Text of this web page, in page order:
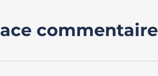
commentaire